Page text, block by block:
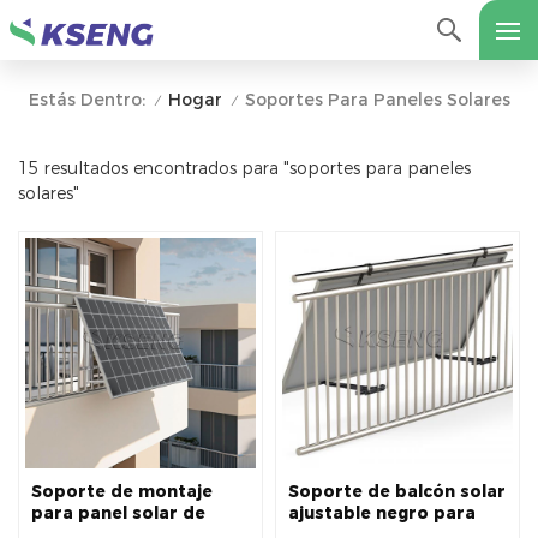
Estás Dentro: / Hogar / Soportes Para Paneles Solares
15 resultados encontrados para "soportes para paneles
solares"
Soporte de montaje
para panel solar de
Soporte de balcón solar
ajustable negro para